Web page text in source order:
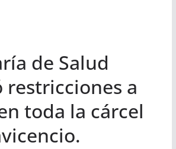
de Salud
restricciones a
toda la cárcel